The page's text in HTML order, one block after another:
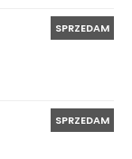
SPRZEDAM
SPRZEDAM